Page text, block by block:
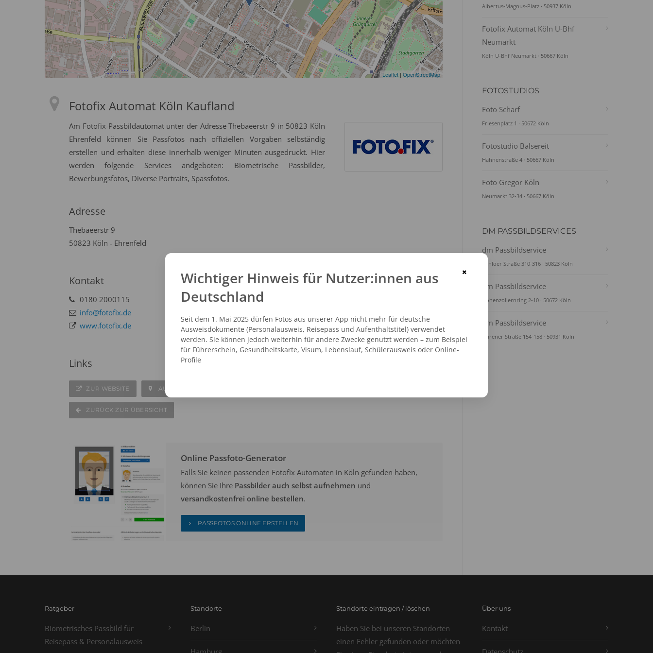
Leaflet | OpenStreetMap
Fotofix Automat Köln Kaufland
Am Fotofix-Passbildautomat unter der Adresse Thebaeerstr 9 in 50823 Köln
Ehrenfeld können Sie Passfotos nach offiziellen Vorgaben selbständig
erstellen und erhalten diese innerhalb weniger Minuten ausgedruckt. Hier
werden folgende Services andgeboten: Biometrische Passbilder,
Bewerbungsfotos, Diverse Portraits, Spassfotos.
Adresse
Thebaeerstr 9
50823 Köln - Ehrenfeld
Kontakt
0180 2000115
info@fotofix.de
www.fotofix.de
Links
ZUR WEBSITE AUF DER KARTE ANZEIGEN
ZURÜCK ZUR ÜBERSICHT
Online Passfoto-Generator
Falls Sie keinen passenden Fotofix Automaten in Köln gefunden haben,
können Sie Ihre Passbilder auch selbst aufnehmen und
versandkostenfrei online bestellen.
PASSFOTOS ONLINE ERSTELLEN
Albertus-Magnus-Platz · 50937 Köln
Fotofix Automat Köln U-Bhf
Neumarkt
Köln U-Bhf Neumarkt · 50667 Köln
FOTOSTUDIOS
Foto Scharf
Friesenplatz 1 · 50672 Köln
Fotostudio Balsereit
Hahnenstraße 4 · 50667 Köln
Foto Gregor Köln
Neumarkt 32-34 · 50667 Köln
DM PASSBILDSERVICES
dm Passbildservice
Venloer Straße 310-316 · 50823 Köln
dm Passbildservice
Hohenzollernring 2-10 · 50672 Köln
dm Passbildservice
Dürener Straße 154-158 · 50931 Köln
Ratgeber
Biometrisches Passbild für
Reisepass & Personalausweis
Standorte
Berlin
Standorte eintragen / löschen
Haben Sie bei unseren Standorten
einen Fehler gefunden oder möchten
Über uns
Kontakt
×
Wichtiger Hinweis für Nutzer:innen aus
Deutschland
Seit dem 1. Mai 2025 dürfen Fotos aus unserer App nicht mehr für deutsche
Ausweisdokumente (Personalausweis, Reisepass und Aufenthaltstitel) verwendet
werden. Sie können jedoch weiterhin für andere Zwecke genutzt werden – zum Beispiel
für Führerschein, Gesundheitskarte, Visum, Lebenslauf, Schülerausweis oder Online-
Profile